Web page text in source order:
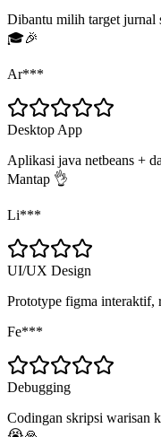
Dibantu milih target jurnal
🎓🎉
Ar***
Desktop App
Aplikasi java netbeans +
Mantap 👌
Li***
UI/UX Design
Prototype figma interaktif,
Fe***
Debugging
Codingan skripsi warisan